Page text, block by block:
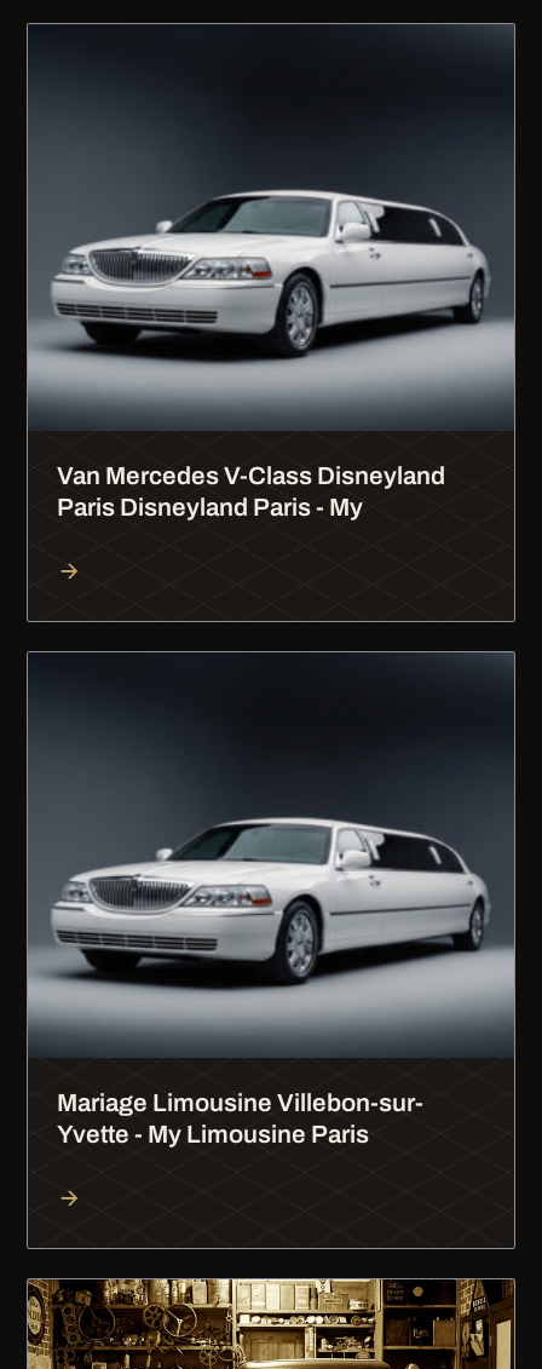
Van Mercedes V-Class Disneyland
Paris Disneyland Paris - My
Mariage Limousine Villebon-sur-
Yvette - My Limousine Paris